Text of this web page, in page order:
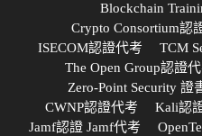
Blockchain
Crypto Consortium認
ISECOM認證代考
TCM
The Open Group認證
Zero-Point Security 證
CWNP認證代考
Kali認
Jamf認證 Jamf代考